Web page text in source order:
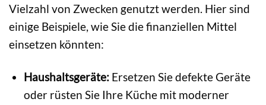
Vielzahl von Zwecken genutzt werden. Hier sind
einige Beispiele, wie Sie die finanziellen Mittel
einsetzen könnten:
Haushaltsgeräte:Ersetzen Sie defekte Geräte
oder rüsten Sie Ihre Küche mit moderner